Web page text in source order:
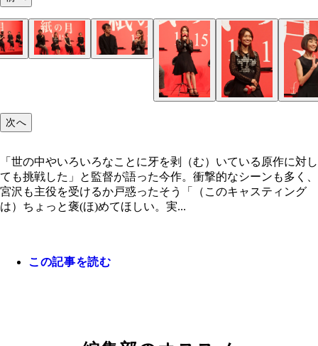
「私には書けない」という角田に対して「書いて
「（この３人の競演に）ちょっと褒めてほしい」
する吉田監督に会場からも笑いがもれた
「ズルイ男性」という大島のことばに戸惑う吉田
この競演だけで「褒めてほしい」と監督に絶賛さ
優陣も皆笑顔でトーク
次へ
「世の中やいろいろなことに牙を剥（む）いている原作に対し
ても挑戦した」と監督が語った今作。衝撃的なシーンも多く、
宮沢も主役を受けるか戸惑ったそう「（このキャスティング
は）ちょっと褒(ほ)めてほしい。実...
この記事を読む